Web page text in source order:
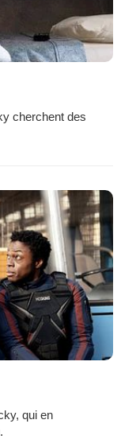
cherchent des
qui en